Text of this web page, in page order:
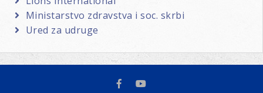
Ministarstvo zdravstva i soc. skrbi
Ured za udruge